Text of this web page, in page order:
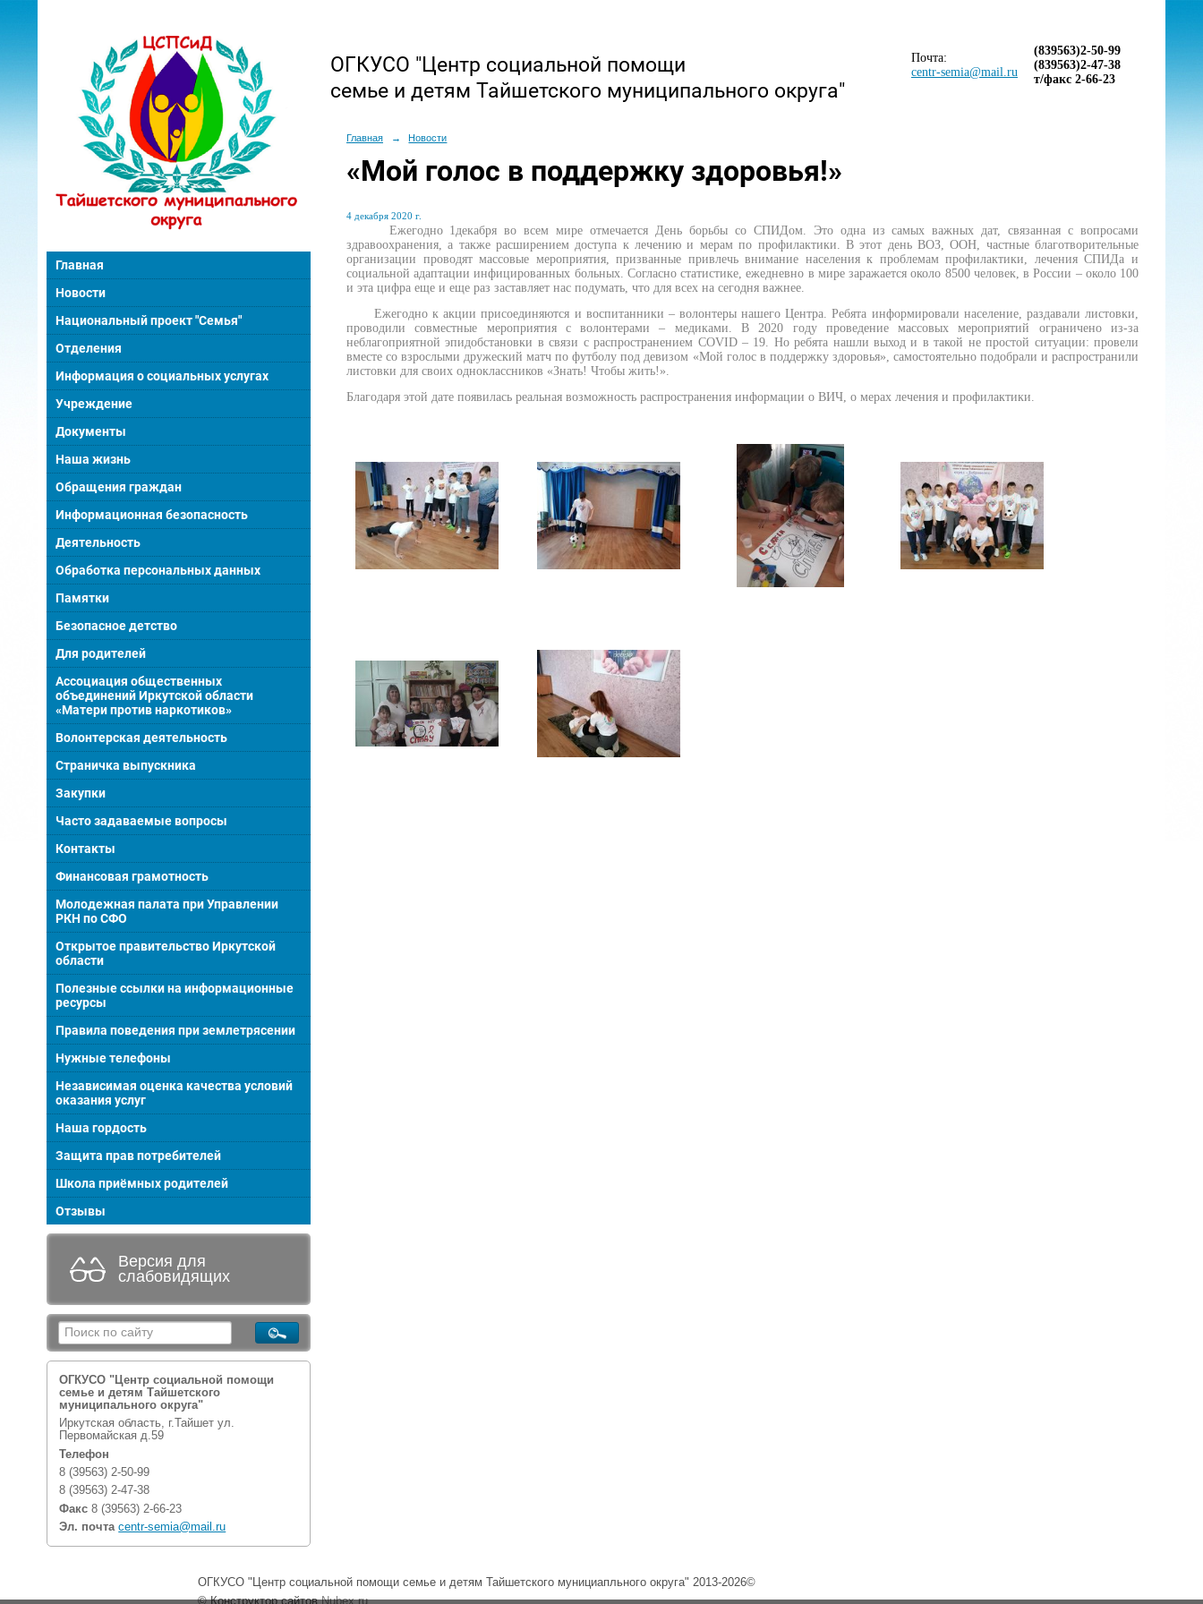
Главная
Новости
Национальный проект "Семья"
Отделения
Информация о социальных услугах
Учреждение
Документы
Наша жизнь
Обращения граждан
Информационная безопасность
Деятельность
Обработка персональных данных
Памятки
Безопасное детство
Для родителей
Ассоциация общественных
объединений Иркутской области
«Матери против наркотиков»
Волонтерская деятельность
Страничка выпускника
Закупки
Часто задаваемые вопросы
Контакты
Финансовая грамотность
Молодежная палата при Управлении
РКН по СФО
Открытое правительство Иркутской
области
Полезные ссылки на информационные
ресурсы
Правила поведения при землетрясении
Нужные телефоны
Независимая оценка качества условий
оказания услуг
Наша гордость
Защита прав потребителей
Школа приёмных родителей
Отзывы
Версия для
слабовидящих
ОГКУСО "Центр социальной помощи
семье и детям Тайшетского
муниципального округа"
Иркутская область, г.Тайшет ул.
Первомайская д.59
Телефон
8 (39563) 2-50-99
8 (39563) 2-47-38
Факс 8 (39563) 2-66-23
Эл. почта centr-semia@mail.ru
ОГКУСО "Центр социальной помощи
семье и детям Тайшетского муниципального округа"
Почта:
centr-semia@mail.ru
(839563)2-50-99
(839563)2-47-38
т/факс 2-66-23
Главная → Новости
«Мой голос в поддержку здоровья!»
4 декабря 2020 г.
Ежегодно 1декабря во всем мире отмечается День борьбы со СПИДом. Это одна из самых важных дат, связанная с вопросами
здравоохранения, а также расширением доступа к лечению и мерам по профилактики. В этот день ВОЗ, ООН, частные благотворительные
организации проводят массовые мероприятия, призванные привлечь внимание населения к проблемам профилактики, лечения СПИДа и
социальной адаптации инфицированных больных. Согласно статистике, ежедневно в мире заражается около 8500 человек, в России – около 100
и эта цифра еще и еще раз заставляет нас подумать, что для всех на сегодня важнее.
Ежегодно к акции присоединяются и воспитанники – волонтеры нашего Центра. Ребята информировали население, раздавали листовки,
проводили совместные мероприятия с волонтерами – медиками. В 2020 году проведение массовых мероприятий ограничено из-за
неблагоприятной эпидобстановки в связи с распространением COVID – 19. Но ребята нашли выход и в такой не простой ситуации: провели
вместе со взрослыми дружеский матч по футболу под девизом «Мой голос в поддержку здоровья», самостоятельно подобрали и распространили
листовки для своих одноклассников «Знать! Чтобы жить!».
Благодаря этой дате появилась реальная возможность распространения информации о ВИЧ, о мерах лечения и профилактики.
ОГКУСО "Центр социальной помощи семье и детям Тайшетского мунициапльного округа" 2013-2026©